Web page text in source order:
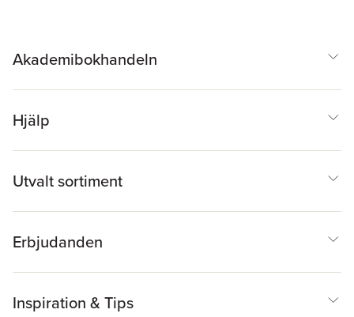
Akademibokhandeln
Hjälp
Utvalt sortiment
Erbjudanden
Inspiration & Tips